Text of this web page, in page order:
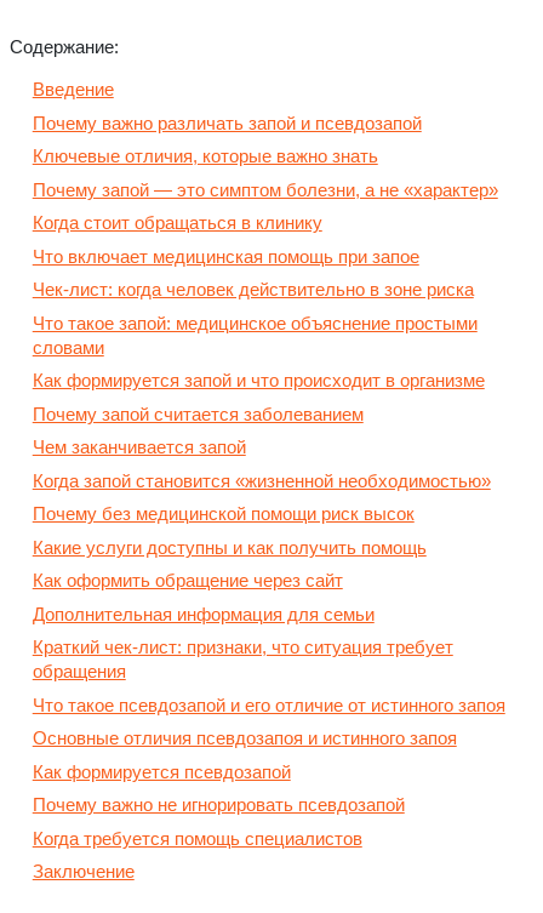
Содержание:
Введение
Почему важно различать запой и псевдозапой
Ключевые отличия, которые важно знать
Почему запой — это симптом болезни, а не «характер»
Когда стоит обращаться в клинику
Что включает медицинская помощь при запое
Чек-лист: когда человек действительно в зоне риска
Что такое запой: медицинское объяснение простыми
словами
Как формируется запой и что происходит в организме
Почему запой считается заболеванием
Чем заканчивается запой
Когда запой становится «жизненной необходимостью»
Почему без медицинской помощи риск высок
Какие услуги доступны и как получить помощь
Как оформить обращение через сайт
Дополнительная информация для семьи
Краткий чек-лист: признаки, что ситуация требует
обращения
Что такое псевдозапой и его отличие от истинного запоя
Основные отличия псевдозапоя и истинного запоя
Как формируется псевдозапой
Почему важно не игнорировать псевдозапой
Когда требуется помощь специалистов
Заключение